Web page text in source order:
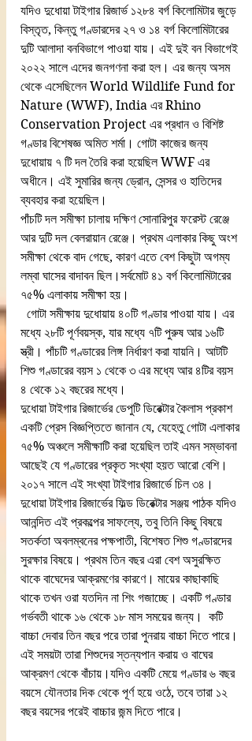
যদিও দুধোয়া টাইগার রিজার্ভ ১২৮৪ বর্গ কিলোমিটার জুড়ে
বিস্তৃত, কিন্তু গণ্ডারদের ২৭ ও ১৪ বর্গ কিলোমিটারের
দুটি আলাদা বনবিভাগে পাওয়া যায়। এই দুই বন বিভাগেই
২০২২ সালে এদের জনগণনা করা হল। এর জন্য অসম
থেকে এসেছিলেন World Wildlife Fund for
Nature (WWF), India এর Rhino
Conservation Project এর প্রধান ও বিশিষ্ট
গণ্ডার বিশেষজ্ঞ অমিত শর্মা। গোটা কাজের জন্য
দুধোয়ায় ৭ টি দল তৈরি করা হয়েছিল WWF এর
অধীনে। এই সুমারির জন্য ড্রোন, সেন্সর ও হাতিদের
ব্যবহার করা হয়েছিল।
পাঁচটি দল সমীক্ষা চালায় দক্ষিণ সোনারিপুর ফরেস্ট রেঞ্জে
আর দুটি দল বেলরায়ান রেঞ্জে। প্রথম এলাকার কিছু অংশ
সমীক্ষা থেকে বাদ গেছে, কারণ এতে বেশ কিছুটা অগম্য
লম্বা ঘাসের বাদাবন ছিল।সর্বমোট ৪১ বর্গ কিলোমিটারের
৭৫% এলাকায় সমীক্ষা হয়।
মধ্যে ২৮টি পূর্ণবয়স্ক, যার মধ্যে ৭টি পুরুষ আর ১৬টি
স্ত্রী। পাঁচটি গণ্ডারের লিঙ্গ নির্ধারণ করা যায়নি। আটটি
শিশু গণ্ডারের বয়স ১ থেকে ৩ এর মধ্যে আর ৪টির বয়স
৪ থেকে ১২ বছরের মধ্যে।
দুধোয়া টাইগার রিজার্ভের ডেপুটি ডিরেক্টার কৈলাস প্রকাশ
একটি প্রেস বিজ্ঞপ্তিতে জানান যে, যেহেতু গোটা এলাকার
৭৫% অঞ্চলে সমীক্ষাটি করা হয়েছিল তাই এমন সম্ভাবনা
আছেই যে গণ্ডারের প্রকৃত সংখ্যা হয়ত আরো বেশি।
২০১৭ সালে এই সংখ্যা টাইগার রিজার্ভে চিল ৩৪।
দুধোয়া টাইগার রিজার্ভের ফিল্ড ডিরেক্টার সঞ্জয় পাঠক যদিও
আনন্দিত এই প্রকল্পের সাফল্যে, তবু তিনি কিছু বিষয়ে
সতর্কতা অবলম্বনের পক্ষপাতী, বিশেষত শিশু গণ্ডারদের
সুরক্ষার বিষয়ে। প্রথম তিন বছর এরা বেশ অসুরক্ষিত
থাকে বাঘেদের আক্রমণের কারণে। মায়ের কাছাকাছি
থাকে তখন ওরা যতদিন না শিং গজাচ্ছে। একটি গণ্ডার
গর্ভবতী থাকে ১৬ থেকে ১৮ মাস সময়ের জন্য।  কটি
বাচ্চা দেবার তিন বছর পরে তারা পুনরায় বাচ্চা দিতে পারে।
এই সময়টা তারা শিশুদের স্তন্যপান করায় ও বাঘের
আক্রমণ থেকে বাঁচায়।যদিও একটি মেয়ে গণ্ডার ৬ বছর
বয়সে যৌনতার দিক থেকে পূর্ণ হয়ে ওঠে, তবে তারা ১২
বছর বয়সের পরেই বাচ্চার জন্ম দিতে পারে।